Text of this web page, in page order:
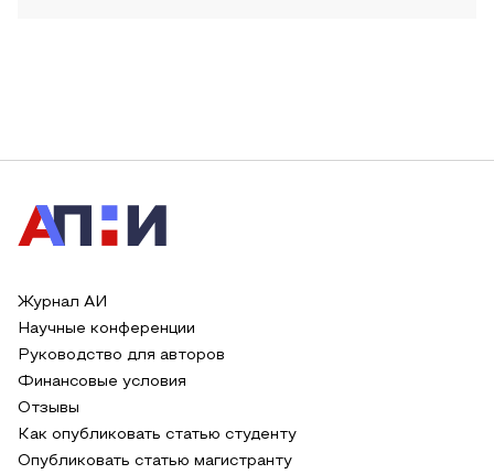
Журнал АИ
Научные конференции
Руководство для авторов
Финансовые условия
Отзывы
Как опубликовать статью студенту
Опубликовать статью магистранту